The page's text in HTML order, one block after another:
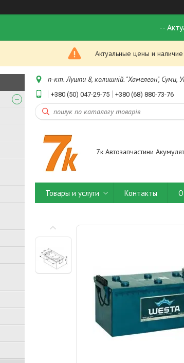
--
Актуальные цены и
п-кт. Лушпи 8, колишній. "Хамелеон", Суми,
+380 (50) 047-29-75 +380 (68) 880-73-76
7к Автозапчастини
Товары и услуги Контакты О